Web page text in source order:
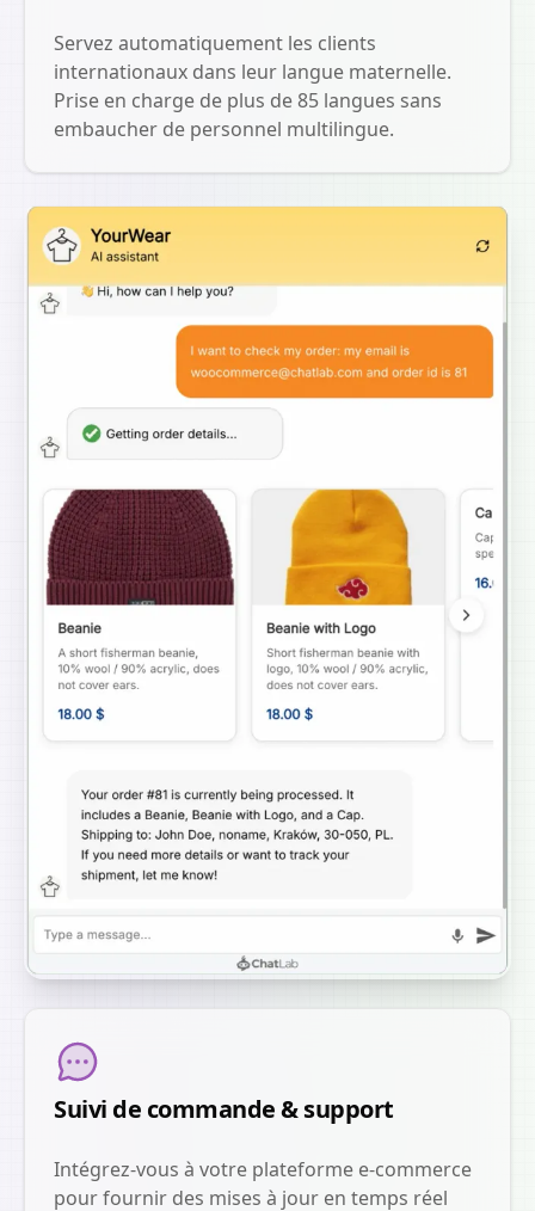
Servez automatiquement les clients
internationaux dans leur langue maternelle.
Prise en charge de plus de 85 langues sans
embaucher de personnel multilingue.
Suivi de commande & support
Intégrez-vous à votre plateforme e-commerce
pour fournir des mises à jour en temps réel